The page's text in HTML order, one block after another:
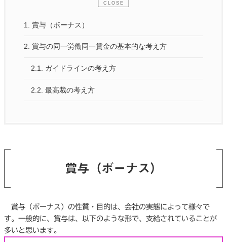
CLOSE
1. 賞与（ボーナス）
2. 賞与の同一労働同一賃金の基本的な考え方
2.1. ガイドラインの考え方
2.2. 最高裁の考え方
賞与（ボーナス）
賞与（ボーナス）の性質・目的は、会社の実態によって様々で
す。一般的に、賞与は、以下のような形で、支給されていることが
多いと思います。